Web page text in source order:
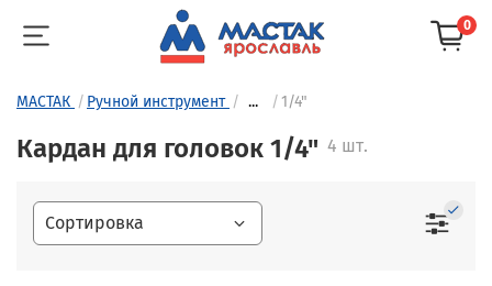
0
МАСТАК Ручной инструмент ... 1/4"
Кардан для головок 1/4" 4 шт.